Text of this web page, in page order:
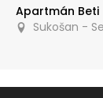
Apartmán Beti
Sukošan -